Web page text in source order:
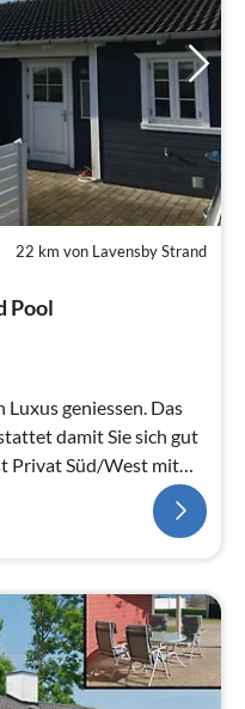
22 km von Lavensby Strand
Pool
geniessen. Das
damit Sie sich gut
Privat Süd/West mit